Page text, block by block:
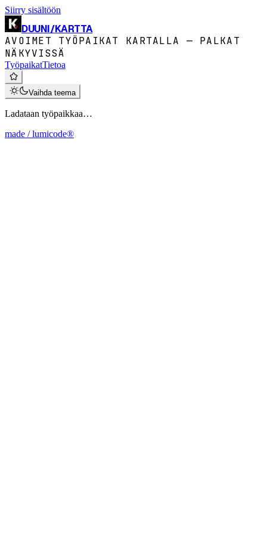
Siirry sisältöön
DUUNI/KARTTA
AVOIMET TYÖPAIKAT KARTALLA — PALKAT
NÄKYVISSÄ
TyöpaikatTietoa
Vaihda teema
Ladataan työpaikkaa…
made / lumicode®